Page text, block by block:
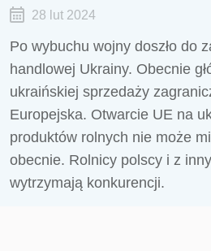
28 lut 2024
Po wybuchu wojny doszło do
handlowej Ukrainy. Obecnie
ukraińskiej sprzedaży
Europejska. Otwarcie UE na
produktów rolnych nie może
obecnie. Rolnicy polscy i z
wytrzymają konkurencji.